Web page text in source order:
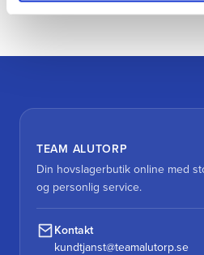
TEAM ALUTORP
Din hovslagerbutik online med
og personlig service.
Kontakt
kundtjanst@teamalutorp.se